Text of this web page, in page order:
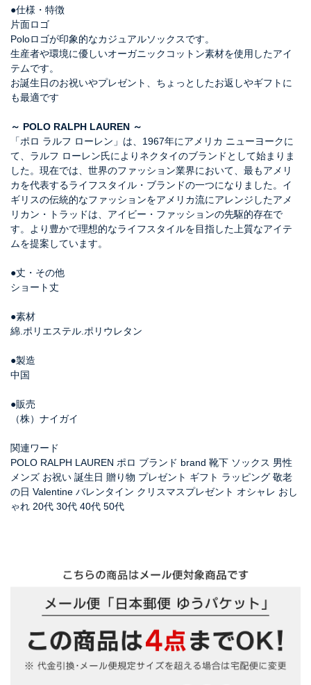
●仕様・特徴
片面ロゴ
Poloロゴが印象的なカジュアルソックスです。
生産者や環境に優しいオーガニックコットン素材を使用したアイ
テムです。
お誕生日のお祝いやプレゼント、ちょっとしたお返しやギフトに
も最適です
～ POLO RALPH LAUREN ～
「ポロ ラルフ ローレン」は、1967年にアメリカ ニューヨークに
て、ラルフ ローレン氏によりネクタイのブランドとして始まりま
した。現在では、世界のファッション業界において、最もアメリ
カを代表するライフスタイル・ブランドの一つになりました。イ
ギリスの伝統的なファッションをアメリカ流にアレンジしたアメ
リカン・トラッドは、アイビー・ファッションの先駆的存在で
す。より豊かで理想的なライフスタイルを目指した上質なアイテ
ムを提案しています。
●丈・その他
ショート丈
●素材
綿.ポリエステル.ポリウレタン
●製造
中国
●販売
（株）ナイガイ
関連ワード
POLO RALPH LAUREN ポロ ブランド brand 靴下 ソックス 男性
メンズ お祝い 誕生日 贈り物 プレゼント ギフト ラッピング 敬老
の日 Valentine バレンタイン クリスマスプレゼント オシャレ おし
ゃれ 20代 30代 40代 50代